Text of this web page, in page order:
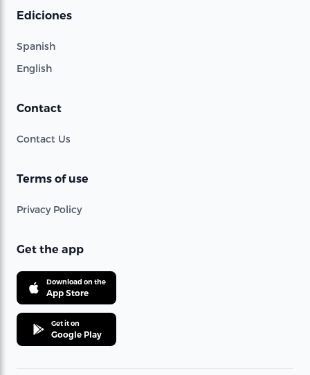
Ediciones
Spanish
English
Contact
Contact Us
Terms of use
Privacy Policy
Get the app
Download on the
App Store
Get it on
Google Play